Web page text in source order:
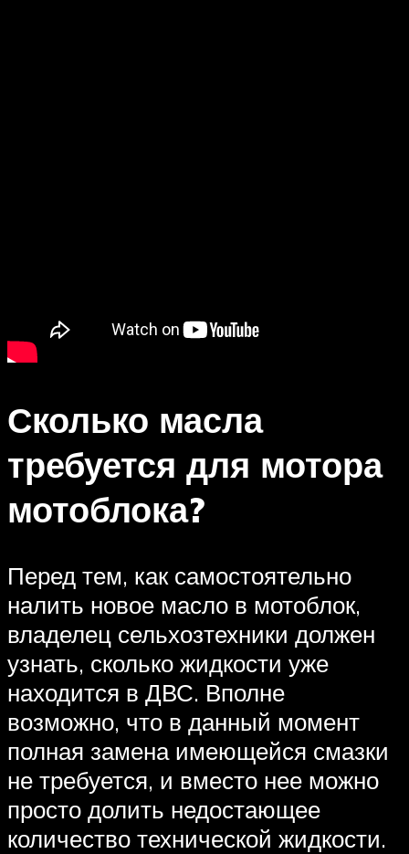
Сколько масла
требуется для мотора
мотоблока?
Перед тем, как самостоятельно
налить новое масло в мотоблок,
владелец сельхозтехники должен
узнать, сколько жидкости уже
находится в ДВС. Вполне
возможно, что в данный момент
полная замена имеющейся смазки
не требуется, и вместо нее можно
просто долить недостающее
количество технической жидкости.